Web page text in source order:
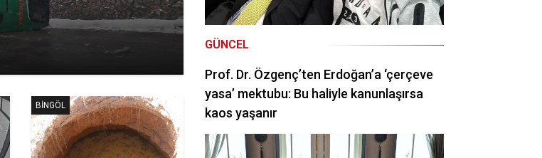
BINGÖL
GÜNCEL
Prof. Dr. Özgenç’ten Erdoğan’a ‘çerçeve
yasa’ mektubu: Bu haliyle kanunlaşırsa
kaos yaşanır